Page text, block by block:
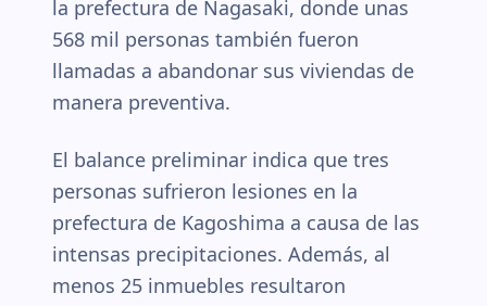
la prefectura de Nagasaki, donde unas
568 mil personas también fueron
llamadas a abandonar sus viviendas de
manera preventiva.
El balance preliminar indica que tres
personas sufrieron lesiones en la
prefectura de Kagoshima a causa de las
intensas precipitaciones. Además, al
menos 25 inmuebles resultaron